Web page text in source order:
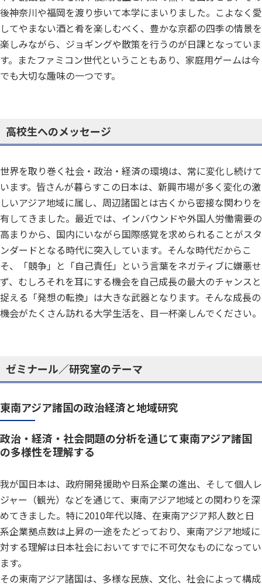
後神奈川や福岡を渡り歩いて本学にまいりました。こよなく愛
してやまない酒と肴を楽しむべく、豊かな京都の四季の情景を
楽しみながら、ジョギングや散策を行うのが日課となっていま
す。またファミコン世代ということもあり、家庭用ゲームは今
でも大切な趣味の一つです。
高校生へのメッセージ
世界を取り巻く社会・政治・経済の環境は、常に変化し続けて
います。皆さんが暮らすこの日本は、新興市場が多く変化の激
しいアジア地域に属し、周辺諸国とは古くから密接な関わりを
有してきました。最近では、インバウンドや外国人労働需要の
高まりから、国内にいながら国際感覚を求められることがスタ
ンダードとなる時代に突入しています。そんな時代だからこ
そ、「競争」と「自己責任」という言葉をネガティブに嫌悪せ
ず、むしろそれを耳にする機会を自己成長の最大のチャンスと
捉える「発想の転換」は大きな武器となります。そんな成長の
機会がたくさん訪れる大学生活を、目一杯楽しんでください。
ゼミナール／研究室のテーマ
東南アジア諸国の政治経済と地域研究
政治・経済・社会問題の分析を通じて東南アジア諸国
の多様性を理解する
我が国日本は、政府開発援助や日系企業の進出、そして個人レ
ジャー（観光）などを通じて、東南アジア地域との関わりを深
めてきました。特に2010年代以降、在東南アジア邦人数と日
系企業拠点数は上昇の一途をたどっており、東南アジア地域に
対する理解は日本社会においてすでに不可欠なものになってい
ます。
その東南アジア諸国は、多様な民族、文化、社会によって構成